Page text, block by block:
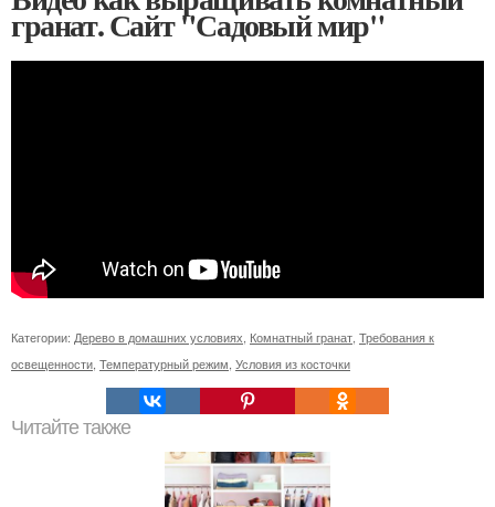
гранат. Сайт "Садовый мир"
Категории: Дерево в домашних условиях Комнатный гранат Требования к
освещенности Температурный режим Условия из косточки
Читайте также